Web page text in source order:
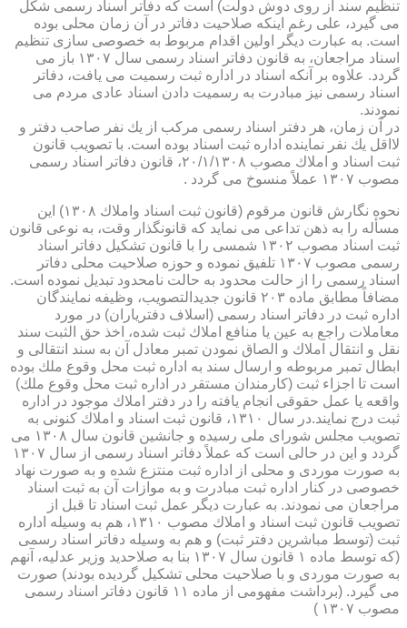
تنظیم سند از روی دوش دولت) است كه دفاتر اسناد رسمی شكل
می گیرد، علی رغم اینكه صلاحیت دفاتر در آن زمان محلی بوده
است. به عبارت دیگر اولین اقدام مربوط به خصوصی سازی تنظیم
اسناد مراجعان، به قانون دفاتر اسناد رسمی سال ۱۳۰۷ باز می
گردد. علاوه بر آنكه اسناد در اداره ثبت رسمیت می یافت، دفاتر
اسناد رسمی نیز مبادرت به رسمیت دادن اسناد عادی مردم می
نمودند.
در آن زمان، هر دفتر اسناد رسمی مركب از یك نفر صاحب دفتر و
لااقل یك نفر نماینده اداره ثبت اسناد بوده است. با تصویب قانون
ثبت اسناد و املاك مصوب ۲۰/۱/۱۳۰۸، قانون دفاتر اسناد رسمی
مصوب ۱۳۰۷ عملاً منسوخ می گردد .
نحوه نگارش قانون مرقوم (قانون ثبت اسناد واملاك ۱۳۰۸) این
مسأله را به ذهن تداعی می نماید كه قانونگذار وقت، به نوعی قانون
ثبت اسناد مصوب ۱۳۰۲ شمسی را با قانون تشكیل دفاتر اسناد
رسمی مصوب ۱۳۰۷ تلفیق نموده و حوزه صلاحیت محلی دفاتر
اسناد رسمی را از حالت محدود به حالت نامحدود تبدیل نموده است.
مضافاً مطابق ماده ۲۰۳ قانون جدیدالتصویب، وظیفه نمایندگان
اداره ثبت در دفاتر اسناد رسمی (اسلاف دفتریاران) در مورد
معاملات راجع به عین یا منافع املاك ثبت شده، اخذ حق الثبت سند
نقل و انتقال املاك و الصاق نمودن تمبر معادل آن به سند انتقالی و
ابطال تمبر مربوطه و ارسال سند به اداره ثبت محل وقوع ملك بوده
است تا اجزاء ثبت (كارمندان مستقر در اداره ثبت محل وقوع ملك)
واقعه یا عمل حقوقی انجام یافته را در دفتر املاك موجود در اداره
ثبت درج نمایند.در سال ۱۳۱۰، قانون ثبت اسناد و املاك كنونی به
تصویب مجلس شورای ملی رسیده و جانشین قانون سال ۱۳۰۸ می
گردد و این در حالی است كه عملاً دفاتر اسناد رسمی از سال ۱۳۰۷
به صورت موردی و محلی از اداره ثبت منتزع شده و به صورت نهاد
خصوصی در كنار اداره ثبت مبادرت و به موازات آن به ثبت اسناد
مراجعان می نمودند. به عبارت دیگر عمل ثبت اسناد تا قبل از
تصویب قانون ثبت اسناد و املاك مصوب ۱۳۱۰، هم به وسیله اداره
ثبت (توسط مباشرین دفتر ثبت) و هم به وسیله دفاتر اسناد رسمی
(كه توسط ماده ۱ قانون سال ۱۳۰۷ بنا به صلاحدید وزیر عدلیه، آنهم
به صورت موردی و با صلاحیت محلی تشكیل گردیده بودند) صورت
می گیرد. (برداشت مفهومی از ماده ۱۱ قانون دفاتر اسناد رسمی
مصوب ۱۳۰۷ )